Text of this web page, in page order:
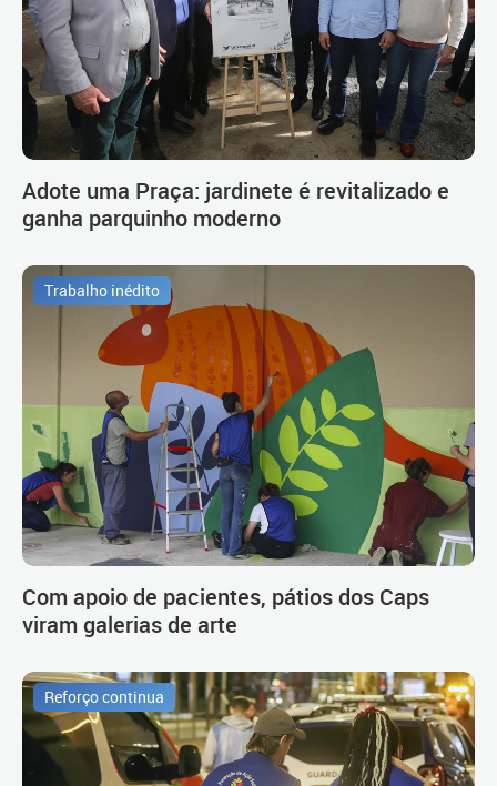
Adote uma Praça: jardinete é revitalizado e
ganha parquinho moderno
Trabalho inédito
Com apoio de pacientes, pátios dos Caps
viram galerias de arte
Reforço continua